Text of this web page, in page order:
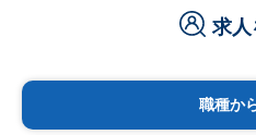
求人
職種か